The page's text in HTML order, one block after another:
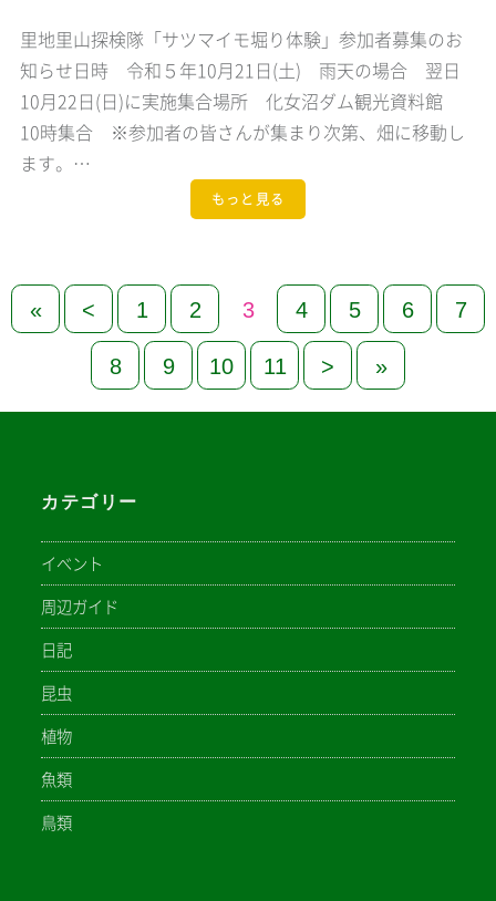
里地里山探検隊「サツマイモ堀り体験」参加者募集のお
知らせ日時 令和５年10月21日(土) 雨天の場合 翌日
10月22日(日)に実施集合場所 化女沼ダム観光資料館
10時集合 ※参加者の皆さんが集まり次第、畑に移動し
ます。…
もっと見る
« < 1 2 3 4 5 6 7
8 9 10 11 > »
カテゴリー
イベント
周辺ガイド
日記
昆虫
植物
魚類
鳥類